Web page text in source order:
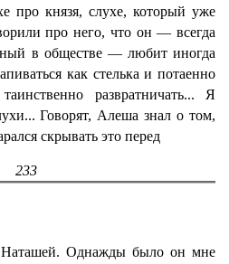
про князя, слухе, который уже
про него, что он — всегда
в обществе — любит иногда
как стелька и потаенно
развратничать... Я
Говорят, Алеша знал о том,
скрывать это перед
233
Наташей. Однажды было он мне